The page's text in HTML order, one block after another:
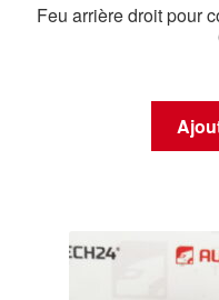
Feu arrière droit pour